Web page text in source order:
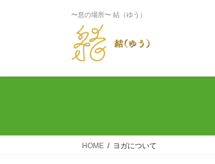
〜息の場所〜 結（ゆう）
HOME ヨガについて